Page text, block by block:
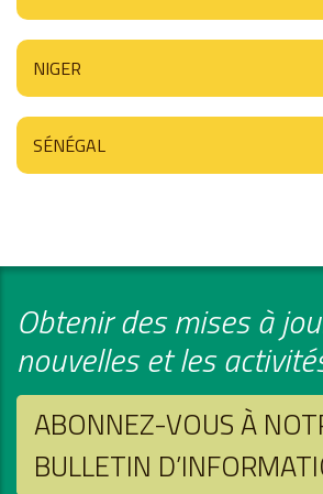
NIGER
SÉNÉGAL
Obtenir des mises à
nouvelles et les
ABONNEZ-VOUS À
BULLETIN